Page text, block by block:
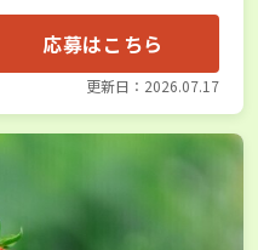
応募はこちら
更新日：2026.07.17